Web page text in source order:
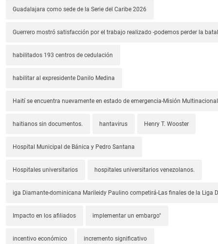
Guadalajara como sede de la Serie del Caribe 2026
Guerrero mostró satisfacción por el trabajo realizado -podemos perder la
habilitados 193 centros de cedulación
habilitar al expresidente Danilo Medina
Haití se encuentra nuevamente en estado de emergencia-Misión
haitianos sin documentos. hantavirus Henry T. Wooster
Hospital Municipal de Bánica y Pedro Santana
Hospitales universitarios hospitales universitarios venezolanos.
iga Diamante-dominicana Marileidy Paulino competirá-Las finales de la Liga
Impacto en los afiliados implementar un embargo"
incentivo económico incremento significativo